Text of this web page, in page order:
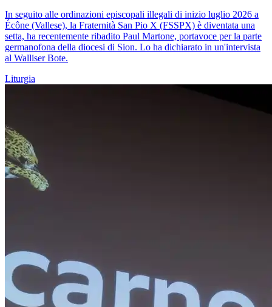
In seguito alle ordinazioni episcopali illegali di inizio luglio 2026 a
Écône (Vallese), la Fraternità San Pio X (FSSPX) è diventata una
setta, ha recentemente ribadito Paul Martone, portavoce per la parte
germanofona della diocesi di Sion. Lo ha dichiarato in un'intervista
al Walliser Bote.
Liturgia